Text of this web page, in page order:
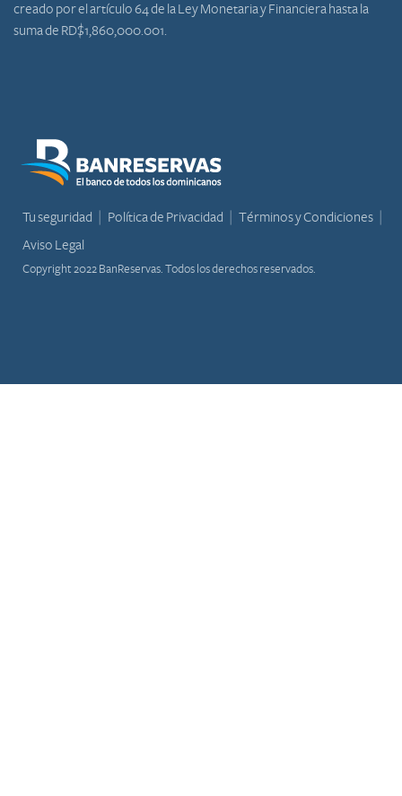
creado por el artículo 64 de la Ley Monetaria y Financiera hasta la
suma de RD$1,860,000.001.
Tu seguridad Política de Privacidad
Términos y Condiciones
Aviso Legal
Copyright 2022 BanReservas. Todos los derechos reservados.